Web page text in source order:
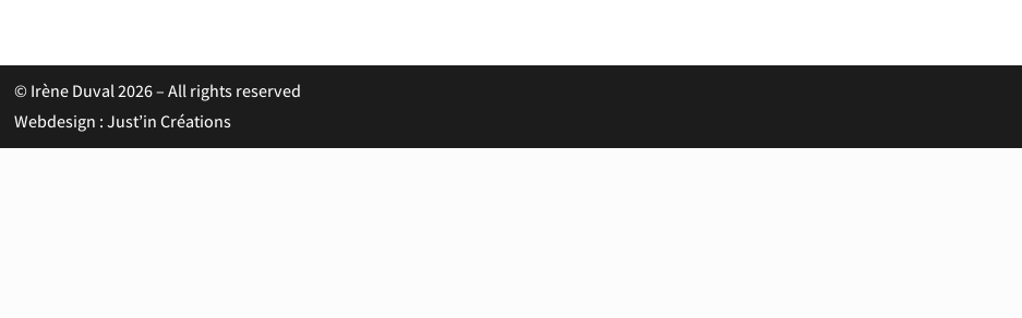
© Irène Duval 2026 – All rights reserved
Webdesign : Just’in Créations